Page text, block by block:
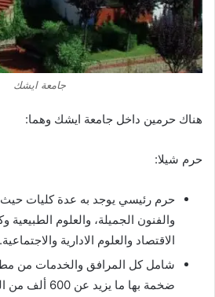
جامعة ايشك
هناك حرمين داخل جامعة ايشك وهما:
حرم شيلا:
حرم رئيسي يوجد به عدة كليات حيث
والفنون الجميلة، والعلوم الطبيعية
الاقتصاد والعلوم الادارية والاجتماعية.
شامل كل المرافق والخدمات من
ضخمة بها ما يزيد